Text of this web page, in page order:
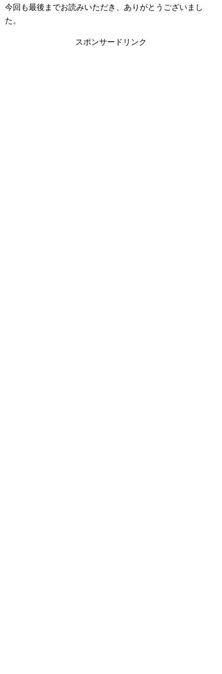
今回も最後までお読みいただき、ありがとうございまし
た。
スポンサードリンク